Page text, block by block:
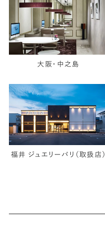
大阪・中之島
福井 ジュエリーパリ（取扱店）